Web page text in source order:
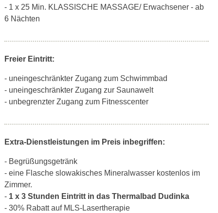
- 1 x 25 Min. KLASSISCHE MASSAGE/ Erwachsener - ab
6 Nächten
Freier Eintritt:
- uneingeschränkter Zugang zum Schwimmbad
- uneingeschränkter Zugang zur Saunawelt
- unbegrenzter Zugang zum Fitnesscenter
Extra-Dienstleistungen im Preis inbegriffen:
- Begrüßungsgetränk
- eine Flasche slowakisches Mineralwasser kostenlos im
Zimmer.
- 1 x 3 Stunden Eintritt in das Thermalbad Dudinka
- 30% Rabatt auf MLS-Lasertherapie